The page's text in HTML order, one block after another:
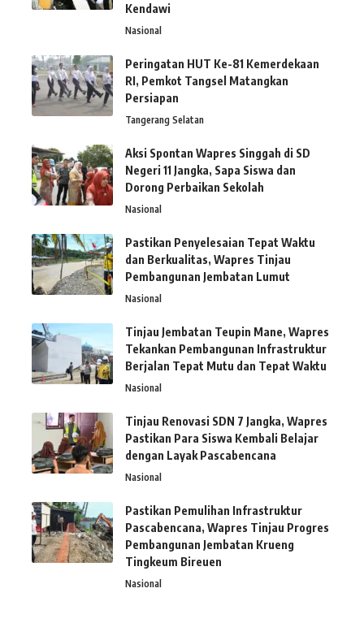
Kendawi
Nasional
Peringatan HUT Ke-81 Kemerdekaan
RI, Pemkot Tangsel Matangkan
Persiapan
Tangerang Selatan
Aksi Spontan Wapres Singgah di SD
Negeri 11 Jangka, Sapa Siswa dan
Dorong Perbaikan Sekolah
Nasional
Pastikan Penyelesaian Tepat Waktu
dan Berkualitas, Wapres Tinjau
Pembangunan Jembatan Lumut
Nasional
Tinjau Jembatan Teupin Mane, Wapres
Tekankan Pembangunan Infrastruktur
Berjalan Tepat Mutu dan Tepat Waktu
Nasional
Tinjau Renovasi SDN 7 Jangka, Wapres
Pastikan Para Siswa Kembali Belajar
dengan Layak Pascabencana
Nasional
Pastikan Pemulihan Infrastruktur
Pascabencana, Wapres Tinjau Progres
Pembangunan Jembatan Krueng
Tingkeum Bireuen
Nasional